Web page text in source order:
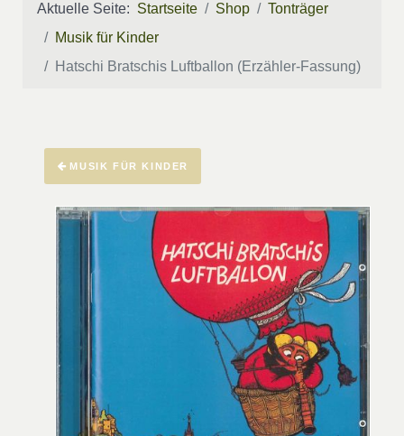
Aktuelle Seite: Startseite Shop
Tonträger
Musik für Kinder
Hatschi Bratschis Luftballon (Erzähler-Fassung)
MUSIK FÜR KINDER